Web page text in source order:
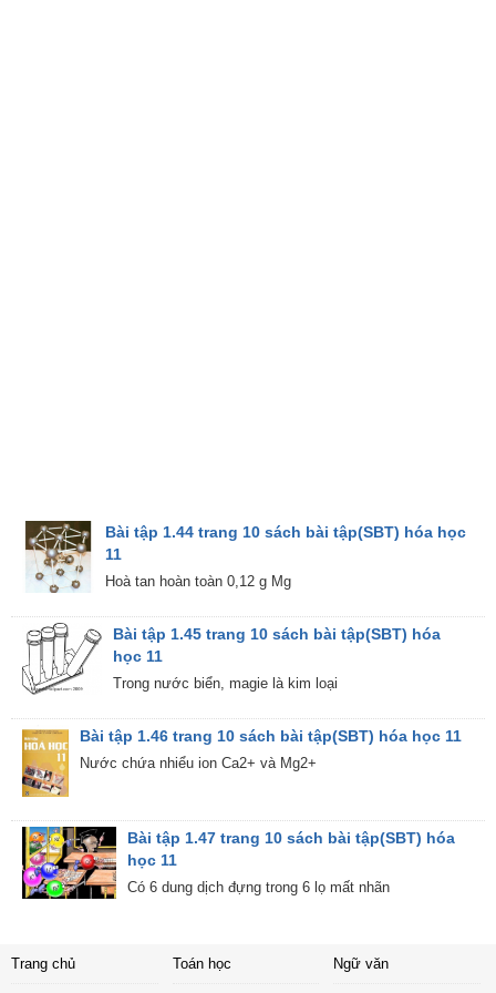
Bài tập 1.44 trang 10 sách bài tập(SBT) hóa học
11
Hoà tan hoàn toàn 0,12 g Mg
Bài tập 1.45 trang 10 sách bài tập(SBT) hóa
học 11
Trong nước biển, magie là kim loại
Bài tập 1.46 trang 10 sách bài tập(SBT) hóa học 11
Nước chứa nhiểu ion Ca2+ và Mg2+
Bài tập 1.47 trang 10 sách bài tập(SBT) hóa
học 11
Có 6 dung dịch đựng trong 6 lọ mất nhãn
Trang chủ Toán học Ngữ văn